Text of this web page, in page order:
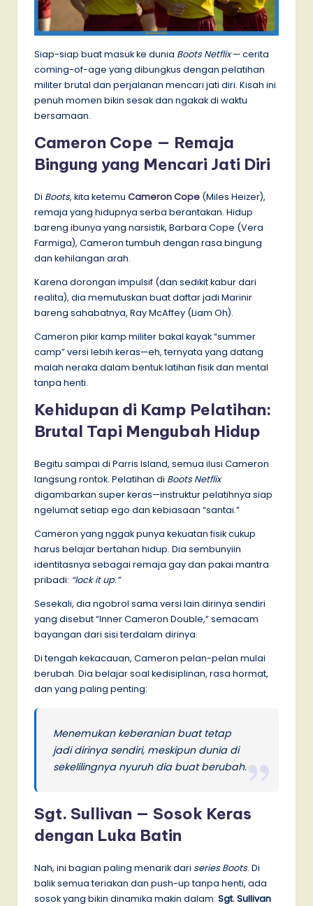
Siap-siap buat masuk ke dunia Boots Netflix— cerita
coming-of-age yang dibungkus dengan pelatihan
militer brutal dan perjalanan mencari jati diri. Kisah ini
penuh momen bikin sesak dan ngakak di waktu
bersamaan.
Cameron Cope — Remaja
Bingung yang Mencari Jati Diri
Di Boots, kita ketemu Cameron Cope (Miles Heizer),
remaja yang hidupnya serba berantakan. Hidup
bareng ibunya yang narsistik, Barbara Cope (Vera
Farmiga), Cameron tumbuh dengan rasa bingung
dan kehilangan arah.
Karena dorongan impulsif (dan sedikit kabur dari
realita), dia memutuskan buat daftar jadi Marinir
bareng sahabatnya, Ray McAffey (Liam Oh).
Cameron pikir kamp militer bakal kayak “summer
camp” versi lebih keras—eh, ternyata yang datang
malah neraka dalam bentuk latihan fisik dan mental
tanpa henti.
Kehidupan di Kamp Pelatihan:
Brutal Tapi Mengubah Hidup
Begitu sampai di Parris Island, semua ilusi Cameron
langsung rontok. Pelatihan di Boots Netflix
digambarkan super keras—instruktur pelatihnya siap
ngelumat setiap ego dan kebiasaan “santai.”
Cameron yang nggak punya kekuatan fisik cukup
harus belajar bertahan hidup. Dia sembunyiin
identitasnya sebagai remaja gay dan pakai mantra
pribadi: “lock it up.”
Sesekali, dia ngobrol sama versi lain dirinya sendiri
yang disebut “Inner Cameron Double,” semacam
bayangan dari sisi terdalam dirinya.
Di tengah kekacauan, Cameron pelan-pelan mulai
berubah. Dia belajar soal kedisiplinan, rasa hormat,
dan yang paling penting:
Menemukan keberanian buat tetap
jadi dirinya sendiri, meskipun dunia di
sekelilingnya nyuruh dia buat berubah.
Sgt. Sullivan — Sosok Keras
dengan Luka Batin
Nah, ini bagian paling menarik dari series Boots. Di
balik semua teriakan dan push-up tanpa henti, ada
sosok yang bikin dinamika makin dalam: Sgt. Sullivan